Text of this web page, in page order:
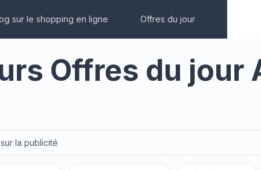
sur le shopping en ligne Offres du jour
Offres du jour
la publicité